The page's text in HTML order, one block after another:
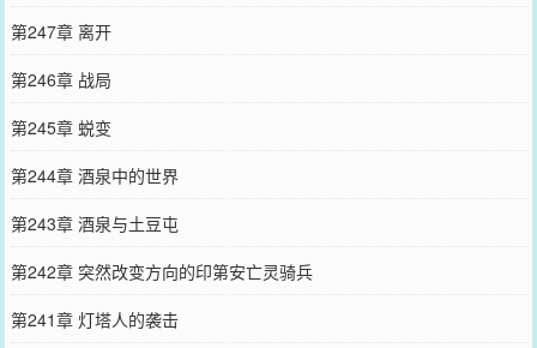
第247章 离开
第246章 战局
第245章 蜕变
第244章 酒泉中的世界
第243章 酒泉与土豆屯
第242章 突然改变方向的印第安亡灵骑兵
第241章 灯塔人的袭击